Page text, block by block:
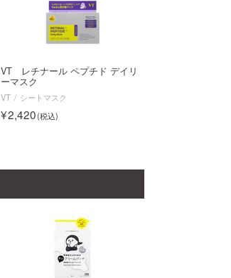
VT レチナール ペプチド デイリ
ーマスク
VT シートマスク
2,420